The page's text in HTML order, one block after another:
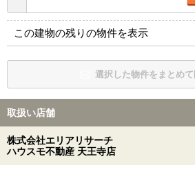
この建物の残りの物件を表示
選択した物件をまとめ
取扱い店舗
株式会社エリアリサーチ
ハウスモ不動産 天王寺店